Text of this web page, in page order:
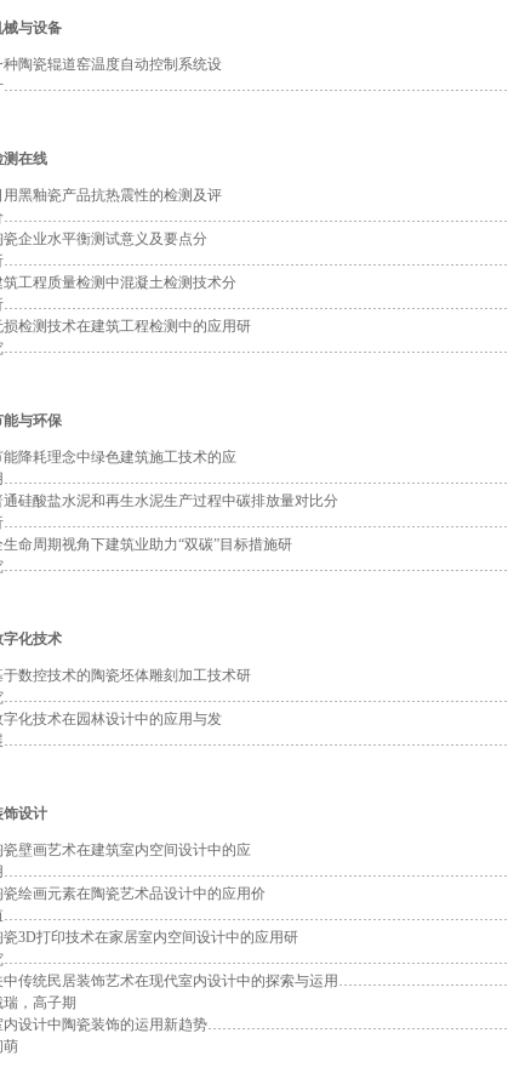
械与设备
种陶瓷辊道窑温度自动控制系统设
测在线
用黑釉瓷产品抗热震性的检测及评
瓷企业水平衡测试意义及要点分
筑工程质量检测中混凝土检测技术分
损检测技术在建筑工程检测中的应用研
能与环保
能降耗理念中绿色建筑施工技术的应
通硅酸盐水泥和再生水泥生产过程中碳排放量对比分
生命周期视角下建筑业助力“双碳”目标措施研
字化技术
于数控技术的陶瓷坯体雕刻加工技术研
字化技术在园林设计中的应用与发
饰设计
瓷壁画艺术在建筑室内空间设计中的应
瓷绘画元素在陶瓷艺术品设计中的应用价
瓷3D打印技术在家居室内空间设计中的应用研
中传统民居装饰艺术在现代室内设计中的探索与运用
瑞，高子期
内设计中陶瓷装饰的运用新趋势
萌